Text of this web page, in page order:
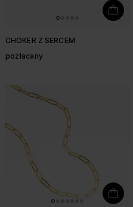
CHOKER Z SERCEM
pozłacany